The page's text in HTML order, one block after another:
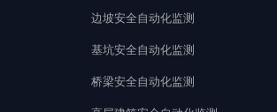
边坡安全自动化监测
基坑安全自动化监测
桥梁安全自动化监测